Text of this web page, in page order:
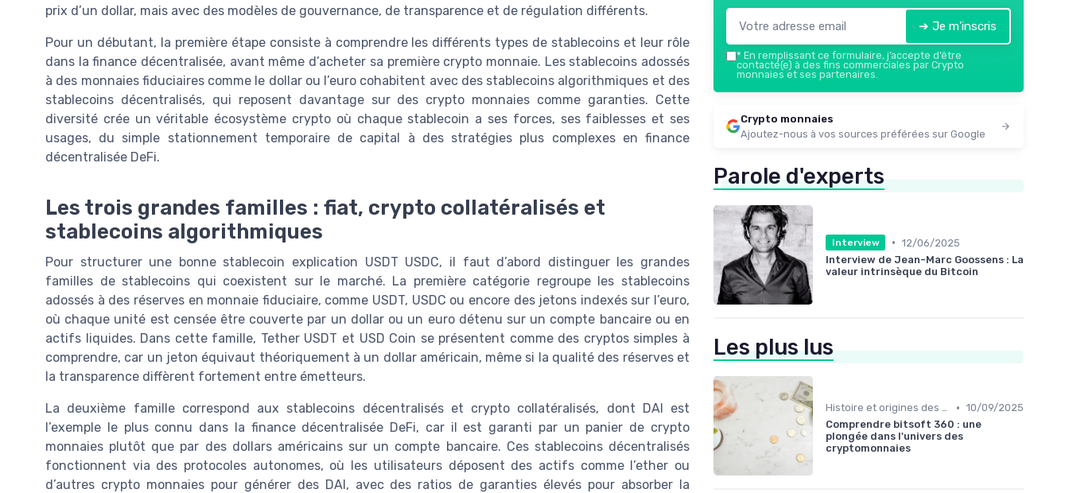
prix d’un dollar, mais avec des modèles de gouvernance, de transparence et de régulation différents.
Pour un débutant, la première étape consiste à comprendre les différents types de stablecoins et leur rôle
dans la finance décentralisée, avant même d’acheter sa première crypto monnaie. Les stablecoins adossés
à des monnaies fiduciaires comme le dollar ou l’euro cohabitent avec des stablecoins algorithmiques et des
stablecoins décentralisés, qui reposent davantage sur des crypto monnaies comme garanties. Cette
diversité crée un véritable écosystème crypto où chaque stablecoin a ses forces, ses faiblesses et ses
usages, du simple stationnement temporaire de capital à des stratégies plus complexes en finance
décentralisée DeFi.
Les trois grandes familles : fiat, crypto collatéralisés et
stablecoins algorithmiques
Pour structurer une bonne stablecoin explication USDT USDC, il faut d’abord distinguer les grandes
familles de stablecoins qui coexistent sur le marché. La première catégorie regroupe les stablecoins
adossés à des réserves en monnaie fiduciaire, comme USDT, USDC ou encore des jetons indexés sur l’euro,
où chaque unité est censée être couverte par un dollar ou un euro détenu sur un compte bancaire ou en
actifs liquides. Dans cette famille, Tether USDT et USD Coin se présentent comme des cryptos simples à
comprendre, car un jeton équivaut théoriquement à un dollar américain, même si la qualité des réserves et
la transparence diffèrent fortement entre émetteurs.
La deuxième famille correspond aux stablecoins décentralisés et crypto collatéralisés, dont DAI est
l’exemple le plus connu dans la finance décentralisée DeFi, car il est garanti par un panier de crypto
monnaies plutôt que par des dollars américains sur un compte bancaire. Ces stablecoins décentralisés
fonctionnent via des protocoles autonomes, où les utilisateurs déposent des actifs comme l’ether ou
d’autres crypto monnaies pour générer des DAI, avec des ratios de garanties élevés pour absorber la
➔ Je m'inscris
* En remplissant ce formulaire, j’accepte d’être
contacté(e) à des fins commerciales par Crypto
monnaies et ses partenaires.
Crypto monnaies
Ajoutez-nous à vos sources préférées sur Google
Parole d'experts
Interview • 12/06/2025
Interview de Jean-Marc Goossens : La
valeur intrinsèque du Bitcoin
Les plus lus
Histoire et origines des cryptomonnaies • 10/09/2025
Comprendre bitsoft 360 : une
plongée dans l'univers des
cryptomonnaies